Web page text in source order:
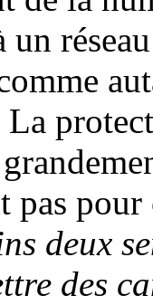
pas
deux
des